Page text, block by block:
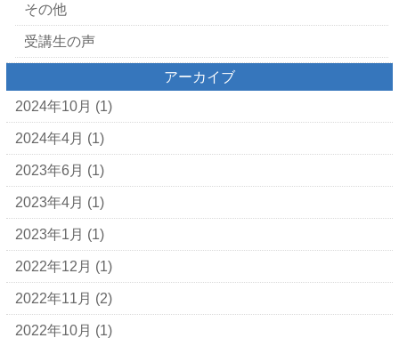
その他
受講生の声
アーカイブ
2024年10月 (1)
2024年4月 (1)
2023年6月 (1)
2023年4月 (1)
2023年1月 (1)
2022年12月 (1)
2022年11月 (2)
2022年10月 (1)